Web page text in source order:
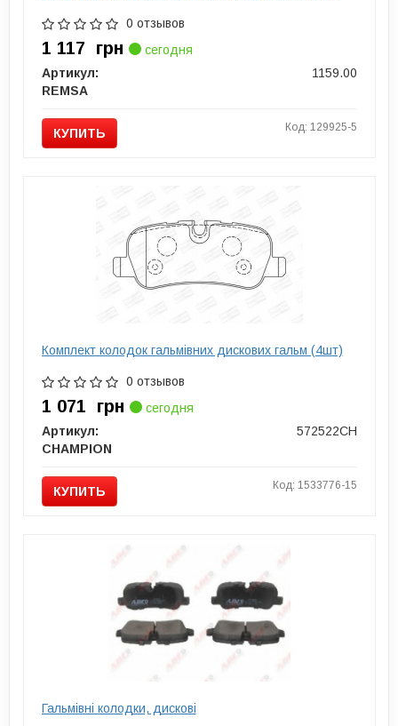
0 отзывов
1 117 грн
сегодня
Артикул:
1159.00
REMSA
КУПИТЬ Код: 129925-5
Комплект колодок гальмівних дискових гальм (4шт)
0 отзывов
1 071 грн
сегодня
Артикул:
572522CH
CHAMPION
КУПИТЬ Код: 1533776-15
Гальмівні колодки, дискові